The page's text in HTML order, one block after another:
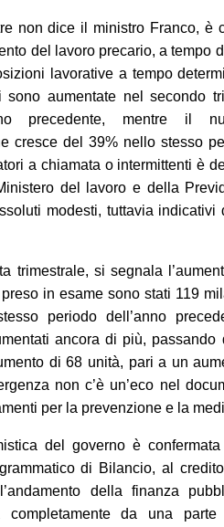
non dice il ministro Franco, è
del lavoro precario, a tempo
lavorative a tempo
aumentate nel secondo
precedente, mentre il
cresce del 39% nello stesso
a chiamata o intermittenti è
del lavoro e della
modesti, tuttavia indicativi
trimestrale, si segnala
in esame sono stati 119
periodo dell’anno
ancora di più,
di 68 unità, pari a un
non c’è un’eco nel
per la prevenzione e la
del governo è
di Bilancio, al
della finanza
completamente da una